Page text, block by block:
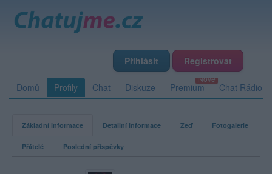
Přihlásit Registrovat
Domů Profily Chat Diskuze Premium Chat Rádio
Základní informace Detailní informace Zeď Fotogalerie
Přátelé Poslední příspěvky